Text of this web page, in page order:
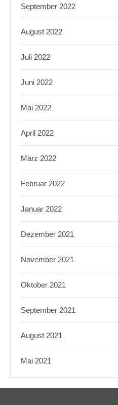
September 2022
August 2022
Juli 2022
Juni 2022
Mai 2022
April 2022
März 2022
Februar 2022
Januar 2022
Dezember 2021
November 2021
Oktober 2021
September 2021
August 2021
Mai 2021